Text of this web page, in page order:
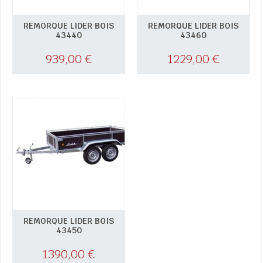
REMORQUE LIDER BOIS
43440
939,00 €
REMORQUE LIDER BOIS
43460
1229,00 €
REMORQUE LIDER BOIS
43450
1390,00 €